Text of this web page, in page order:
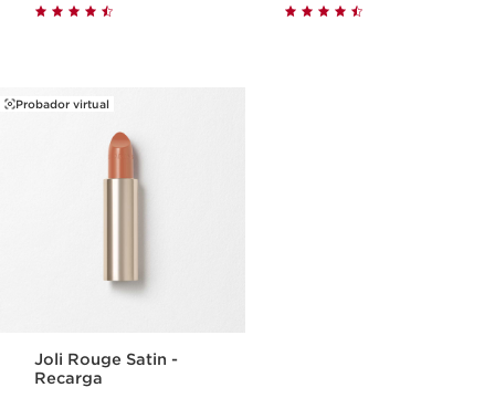
Probador virtual
Joli Rouge Satin -
Recarga